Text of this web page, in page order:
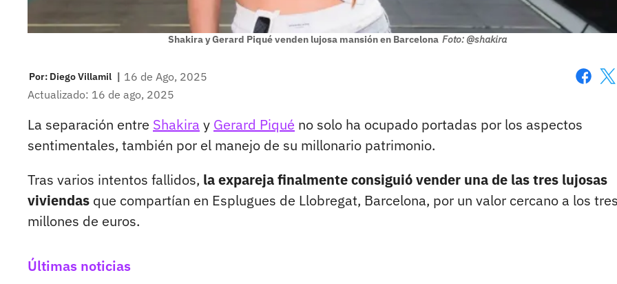
Shakira y Gerard Piqué venden lujosa mansión en Barcelona Foto: @shakira
Por: Diego Villamil | 16 de Ago, 2025
Actualizado: 16 de ago, 2025
La separación entre Shakira y Gerard Piqué no solo ha ocupado portadas por los aspectos
sentimentales, también por el manejo de su millonario patrimonio.
Tras varios intentos fallidos, la expareja finalmente consiguió vender una de las tres lujosas
viviendas que compartían en Esplugues de Llobregat, Barcelona, por un valor cercano a los
millones de euros.
Últimas noticias